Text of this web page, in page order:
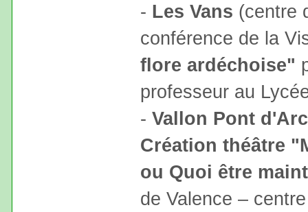
- Les Vans (centre
conférence de la
flore ardéchoise"
professeur au
- Vallon Pont d'Arc
Création théâtre
ou Quoi être
de Valence –